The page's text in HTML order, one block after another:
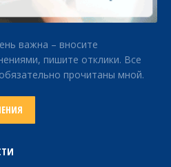
важна – вносите
пишите отклики. Все
прочитаны мной.